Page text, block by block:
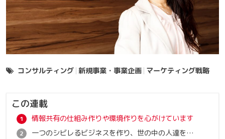
コンサルティング 新規事業・事業企画 マーケティング戦略
この連載
情報共有の仕組み作りや環境作りを心がけています
一つのシビレるビジネスを作り、世の中の人達を幸せに